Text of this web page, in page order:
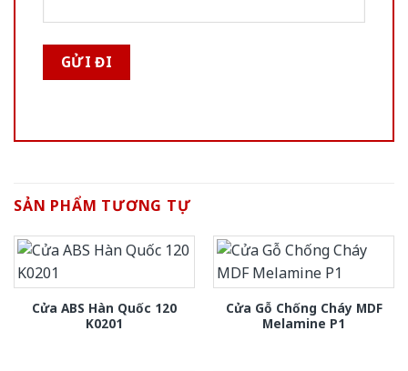
SẢN PHẨM TƯƠNG TỰ
Cửa ABS Hàn Quốc 120
K0201
Cửa Gỗ Chống Cháy MDF
Melamine P1